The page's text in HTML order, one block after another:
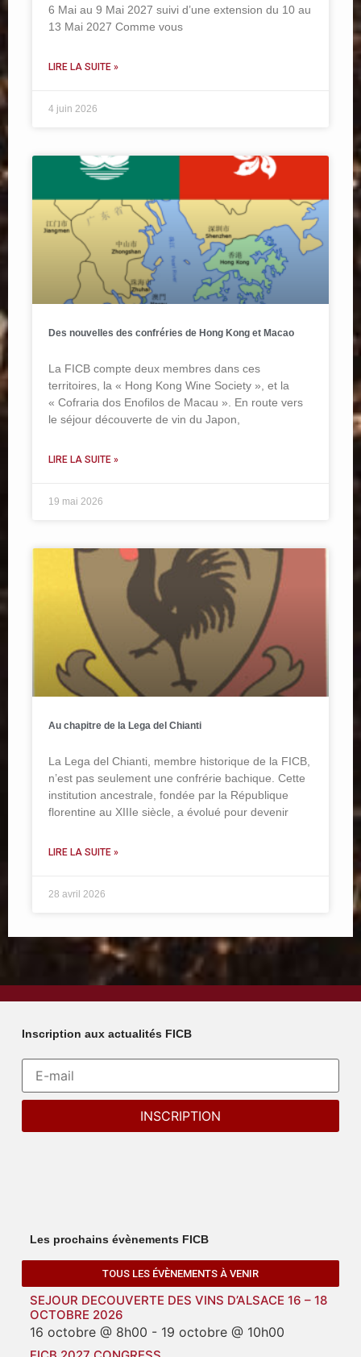
6 Mai au 9 Mai 2027 suivi d’une extension du 10 au
13 Mai 2027 Comme vous
LIRE LA SUITE »
4 juin 2026
Des nouvelles des confréries de Hong Kong et Macao
La FICB compte deux membres dans ces
territoires, la « Hong Kong Wine Society », et la
« Cofraria dos Enofilos de Macau ». En route vers
le séjour découverte de vin du Japon,
LIRE LA SUITE »
19 mai 2026
Au chapitre de la Lega del Chianti
La Lega del Chianti, membre historique de la FICB,
n’est pas seulement une confrérie bachique. Cette
institution ancestrale, fondée par la République
florentine au XIIIe siècle, a évolué pour devenir
LIRE LA SUITE »
28 avril 2026
Inscription aux actualités FICB
Les prochains évènements FICB
TOUS LES ÉVÈNEMENTS À VENIR
SEJOUR DECOUVERTE DES VINS D’ALSACE 16 – 18
OCTOBRE 2026
16 octobre @ 8h00 - 19 octobre @ 10h00